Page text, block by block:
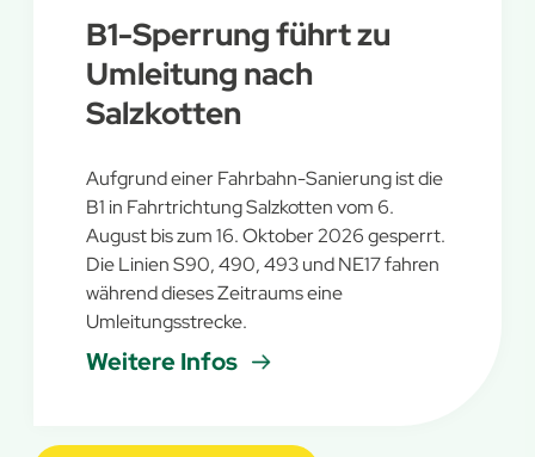
B1-Sperrung führt zu
Umleitung nach
Salzkotten
Aufgrund einer Fahrbahn-Sanierung ist die
B1 in Fahrtrichtung Salzkotten vom 6.
August bis zum 16. Oktober 2026 gesperrt.
Die Linien S90, 490, 493 und NE17 fahren
während dieses Zeitraums eine
Umleitungsstrecke.
Weitere Infos